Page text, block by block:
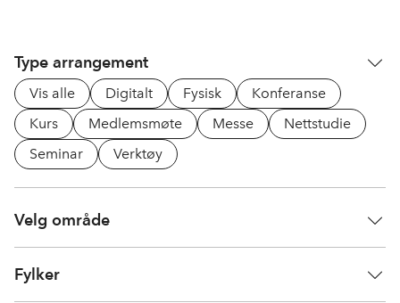
Type arrangement
Vis alle Digitalt Fysisk
Konferanse
Kurs
Medlemsmøte Messe
Nettstudie
Seminar
Verktøy
Velg område
Fylker